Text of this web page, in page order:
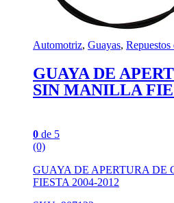
Automotriz, Guayas,
GUAYA DE
SIN MANILLA
0 de 5
(0)
GUAYA DE APERTURA DE
FIESTA 2004-2012